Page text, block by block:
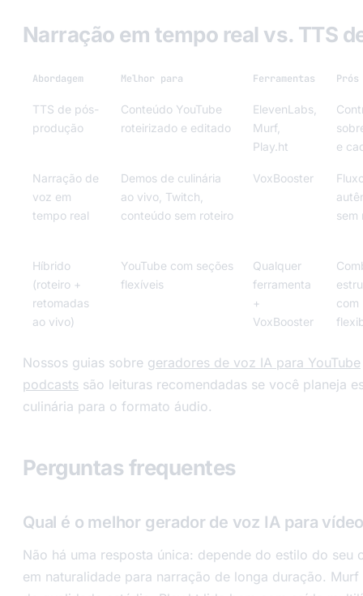
Narração em tempo real vs. TTS
Abordagem Melhor para Ferramentas Prós
TTS de pós-
produção
Conteúdo YouTube
roteirizado e editado
ElevenLabs,
Murf,
Play.ht
e
Narração de
voz em
tempo real
Demos de culinária
ao vivo, Twitch,
conteúdo sem roteiro
VoxBooster
sem
Híbrido
(roteiro +
retomadas
ao vivo)
YouTube com seções
flexíveis
Qualquer
ferramenta
+
VoxBooster
com
Nossos guias sobre geradores de voz IA para YouTube
podcasts são leituras recomendadas se você planeja
culinária para o formato áudio.
Perguntas frequentes
Qual é o melhor gerador de voz IA para
Não há uma resposta única: depende do estilo do seu
em naturalidade para narração de longa duração.